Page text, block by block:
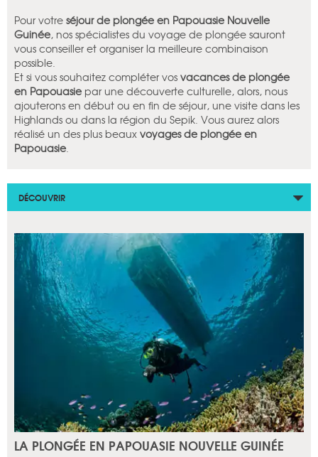
Pour votre séjour de plongée en Papouasie Nouvelle
Guinée, nos spécialistes du voyage de plongée sauront
vous conseiller et organiser la meilleure combinaison
possible.
Et si vous souhaitez compléter vos vacances de plongée
en Papouasie par une découverte culturelle, alors, nous
ajouterons en début ou en fin de séjour, une visite dans les
Highlands ou dans la région du Sepik. Vous aurez alors
réalisé un des plus beaux voyages de plongée en
Papouasie.
DÉCOUVRIR
LA PLONGÉE EN PAPOUASIE NOUVELLE GUINÉE